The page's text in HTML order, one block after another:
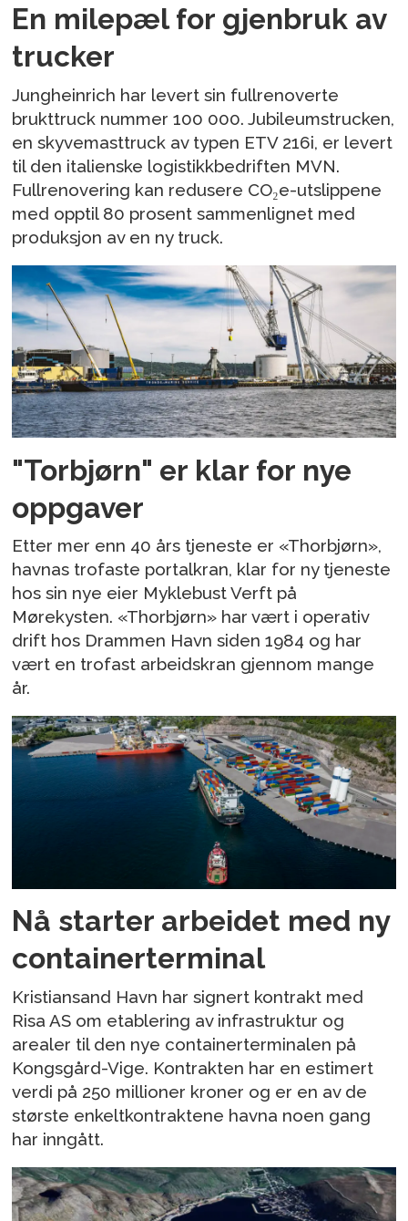
En milepæl for gjenbruk av
trucker
Jungheinrich har levert sin fullrenoverte
brukttruck nummer 100 000. Jubileumstrucken,
en skyvemasttruck av typen ETV 216i, er levert
til den italienske logistikkbedriften MVN.
Fullrenovering kan redusere CO₂e-utslippene
med opptil 80 prosent sammenlignet med
produksjon av en ny truck.
"Torbjørn" er klar for nye
oppgaver
Etter mer enn 40 års tjeneste er «Thorbjørn»,
havnas trofaste portalkran, klar for ny tjeneste
hos sin nye eier Myklebust Verft på
Mørekysten. «Thorbjørn» har vært i operativ
drift hos Drammen Havn siden 1984 og har
vært en trofast arbeidskran gjennom mange
år.
Nå starter arbeidet med ny
containerterminal
Kristiansand Havn har signert kontrakt med
Risa AS om etablering av infrastruktur og
arealer til den nye containerterminalen på
Kongsgård-Vige. Kontrakten har en estimert
verdi på 250 millioner kroner og er en av de
største enkeltkontraktene havna noen gang
har inngått.